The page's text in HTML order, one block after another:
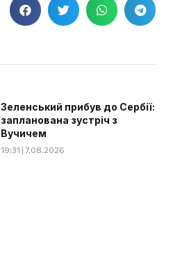
Зеленський прибув до Сербії:
запланована зустріч з
Вучичем
19:31 | 7.08.2026